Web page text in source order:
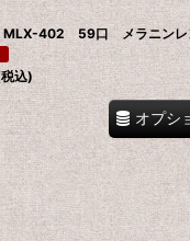
402 59口 メラニンレ
込)
オプシ